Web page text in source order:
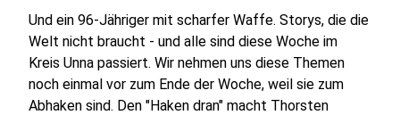
Und ein 96-Jähriger mit scharfer Waffe. Storys, die die
Welt nicht braucht - und alle sind diese Woche im
Kreis Unna passiert. Wir nehmen uns diese Themen
noch einmal vor zum Ende der Woche, weil sie zum
Abhaken sind. Den "Haken dran" macht Thorsten